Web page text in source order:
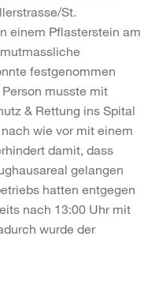
St.
einem Pflasterstein am
festgenommen
musste mit
& Rettung ins Spital
wie vor mit einem
damit, dass
gelangen
hatten entgegen
nach 13:00 Uhr mit
wurde der